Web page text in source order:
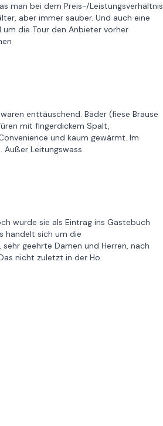
man bei dem Preis-/Leistungsverhältnis
aber immer sauber. Und auch eine
die Tour den Anbieter vorher
enttäuschend. Bäder (fiese Brause
mit fingerdickem Spalt,
und kaum gewärmt. Im
Außer Leitungswass
wurde sie als Eintrag ins Gästebuch
handelt sich um die
geehrte Damen und Herren, nach
nicht zuletzt in der Ho